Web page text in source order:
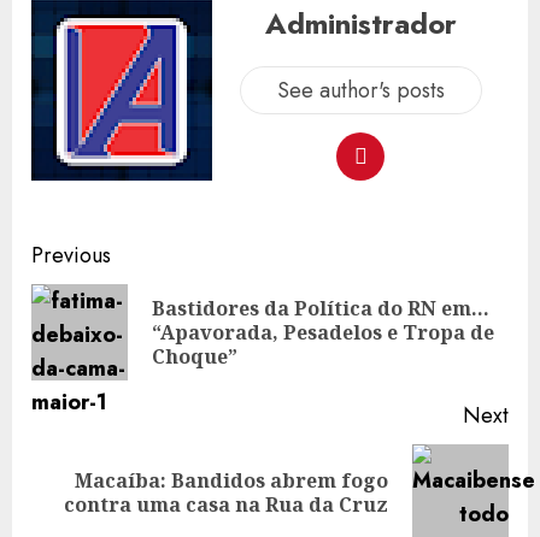
Administrador
See author's posts
Post
navigation
Previous
Bastidores da Política do RN em…
“Apavorada, Pesadelos e Tropa de
Choque”
Next
Next
post:
Macaíba: Bandidos abrem fogo
contra uma casa na Rua da Cruz